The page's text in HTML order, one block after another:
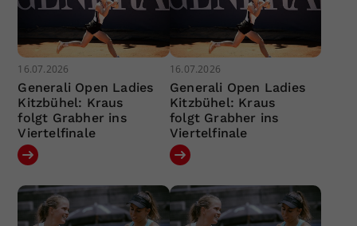
16.07.2026
Generali Open Ladies
Kitzbühel: Kraus
folgt Grabher ins
Viertelfinale
16.07.2026
Generali Open Ladies
Kitzbühel: Kraus
folgt Grabher ins
Viertelfinale